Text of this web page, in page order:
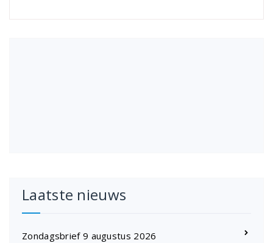
Laatste nieuws
Zondagsbrief 9 augustus 2026